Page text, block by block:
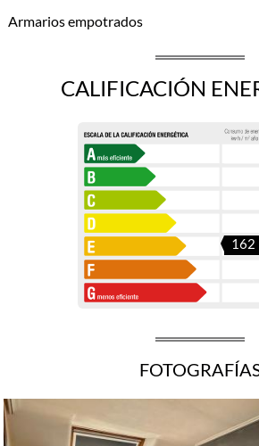
Armarios empotrados
CALIFICACIÓN
162